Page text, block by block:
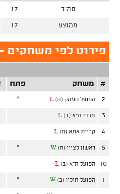
סה"כ 17
ממוצע 17
פירוט לפי משחקים
#
משחק פתח
2 הפועל העמק (ח) L
*
3 מכבי ת"א (ב) L
4 קריית אתא (ח) L
5 ראשון לציון (ח) W
*
10 הפועל ת"א (ב) L
1 הפועל חולון (ב) W
*